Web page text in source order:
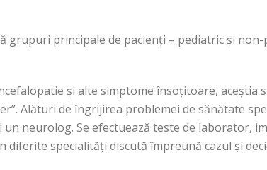
grupuri principale de pacienți – pediatric și
și alte simptome însoțitoare, aceștia
Alături de îngrijirea problemei de sănătate
neurolog. Se efectuează teste de laborator,
diferite specialități discută împreună cazul și